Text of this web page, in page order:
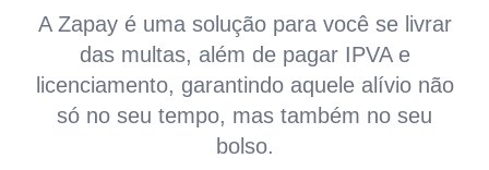
A Zapay é uma solução para você se livrar
das multas, além de pagar IPVA e
licenciamento, garantindo aquele alívio não
só no seu tempo, mas também no seu
bolso.